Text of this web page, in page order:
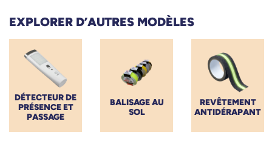
perte d'autonomie. Découvrez notre vaste sélection
d'accessoires de prévention, des revêtements antidérapants
aux chemins lumineux automatisés, spécialement conçus
pour vous redonner confiance, préserver votre équilibre et
garantir des déplacements sécurisés en intérieur comme en
EXPLORER D’AUTRES MODÈLES
DÉTECTEUR DE
PRÉSENCE ET
PASSAGE
BALISAGE AU
SOL
REVÊTEMENT
ANTIDÉRAPANT